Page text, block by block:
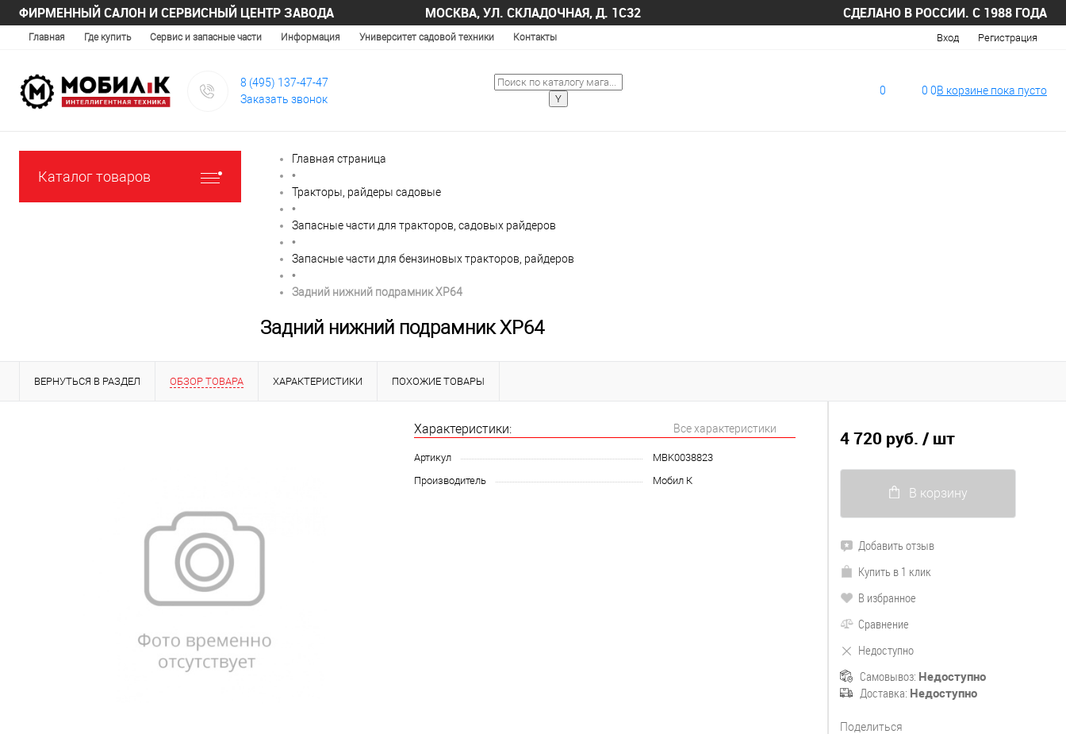
ФИРМЕННЫЙ САЛОН И СЕРВИСНЫЙ ЦЕНТР ЗАВОДА МОСКВА, УЛ. СКЛАДОЧНАЯ, Д. 1С32 СДЕЛАНО В РОССИИ. С 1988 ГОДА
Главная Где купить Сервис и запасные части Информация Университет садовой техники Контакты Вход Регистрация
8 (495) 137-47-47
Заказать звонок
0 0 0В корзине пока пусто
Каталог товаров
Главная страница
•
Тракторы, райдеры садовые
•
Запасные части для тракторов, садовых райдеров
•
Запасные части для бензиновых тракторов, райдеров
•
Задний нижний подрамник XP64
Задний нижний подрамник XP64
ВЕРНУТЬСЯ В РАЗДЕЛ ОБЗОР ТОВАРА ХАРАКТЕРИСТИКИ ПОХОЖИЕ ТОВАРЫ
Характеристики: Все характеристики
Артикул
MBK0038823
Производитель
Мобил К
4 720 руб. / шт
В корзину
Добавить отзыв
Купить в 1 клик
В избранное
Сравнение
Недоступно
Самовывоз: Недоступно
Доставка: Недоступно
Поделиться